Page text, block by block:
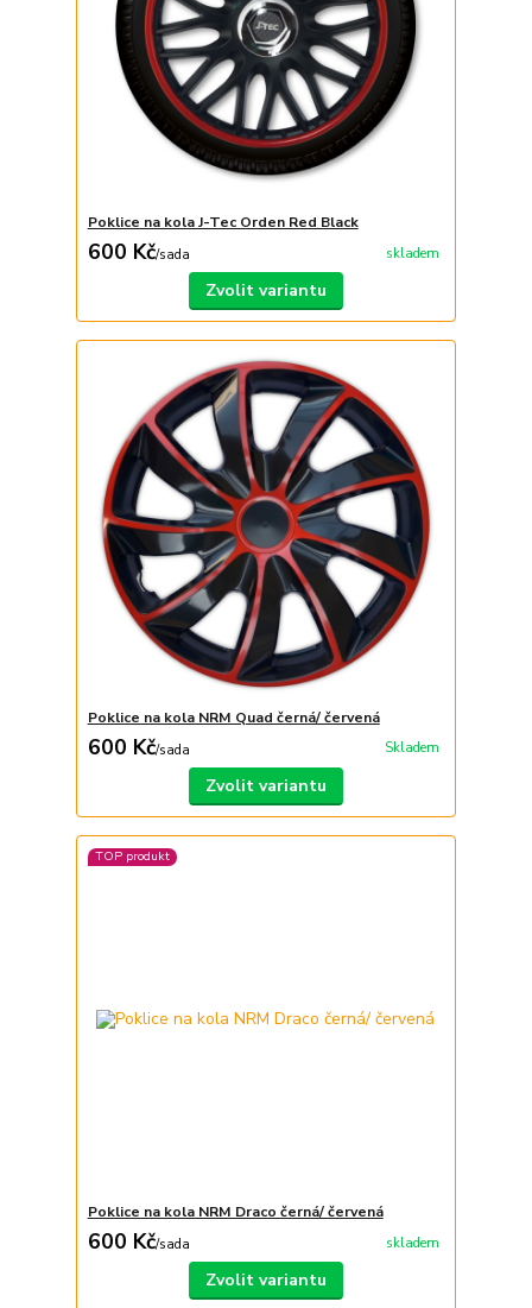
Poklice na kola J-Tec Orden Red Black
600 Kč/sada skladem
Zvolit variantu
Poklice na kola NRM Quad černá/ červená
600 Kč/sada Skladem
Zvolit variantu
TOP produkt
Poklice na kola NRM Draco černá/ červená
600 Kč/sada skladem
Zvolit variantu